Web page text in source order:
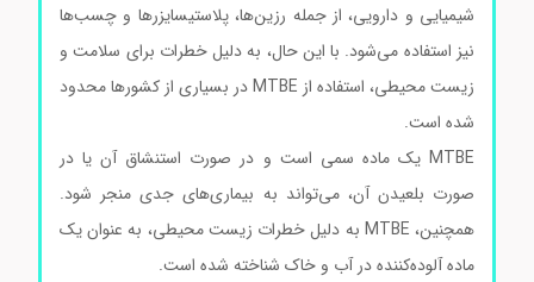
شیمیایی و دارویی، از جمله رزین‌ها، پلاستیسایزرها و چسب‌ها
نیز استفاده می‌شود. با این حال، به دلیل خطرات برای سلامت و
زیست محیطی، استفاده از MTBE در بسیاری از کشورها محدود
شده است.خرید متیل ترشیو بوتیل اتر
MTBE یک ماده سمی است و در صورت استنشاق آن یا در
صورت بلعیدن آن، می‌تواند به بیماری‌های جدی منجر شود.
همچنین، MTBE به دلیل خطرات زیست محیطی، به عنوان یک
ماده آلوده‌کننده در آب و خاک شناخته شده است.